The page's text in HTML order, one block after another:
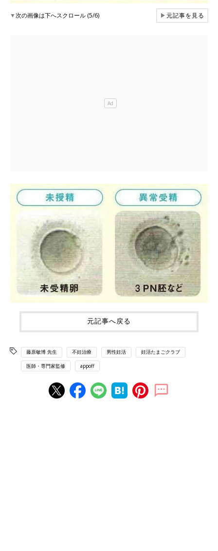
▼次の画像は下へスクロール (5/6) ▶元記事を見る
元記事へ戻る
藤原敏博 先生 不妊治療 男性妊活 妊活たまごクラブ
医師・専門家監修 appoff